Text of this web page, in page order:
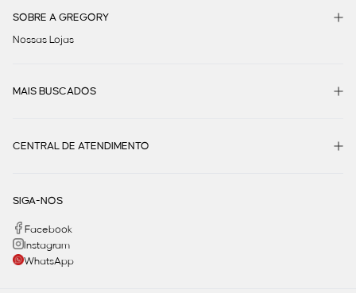
SOBRE A GREGORY
Nossas Lojas
MAIS BUSCADOS
CENTRAL DE ATENDIMENTO
SIGA-NOS
Facebook
Instagram
WhatsApp